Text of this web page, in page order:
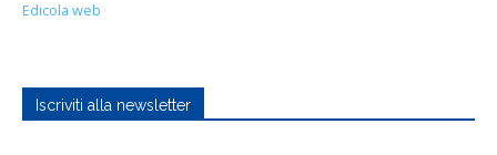
Edicola web
Iscriviti alla newsletter